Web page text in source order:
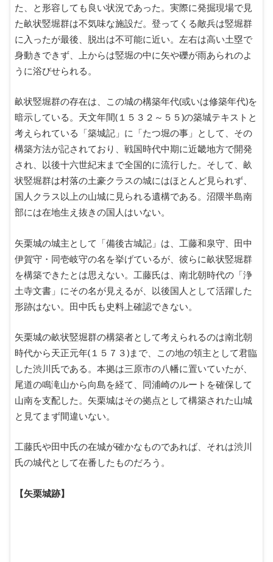
た、と形容しても良い状況であった。実際に発掘現場で見
た畝状竪堀群は不気味な施設だ。登ってくる敵兵は竪堀群
に入ったが最後、脱出は不可能に近い。左右は高い土塁で
身動きできず、上からは竪堀の中に矢や礫が雨あられのよ
うに浴びせられる。
畝状竪堀群の存在は、この城の構築年代(或いは修築年代)を
暗示している。天文年間(１５３２～５５)の築城テキストと
考えられている「築城記」に「たつ堀の事」として、その
構築方法が記されており、戦国時代中期に近畿地方で開発
され、以後十六世紀末まで全国的に流行した。そして、畝
状竪堀群は村落の土豪クラスの城にはほとんど見られず、
国人クラス以上の山城に見られる遺構である。沼隈半島南
部には在地生え抜きの国人はいない。
矢栗城の城主として「備後古城記」は、工藤和泉守、田中
伊賀守・同壱岐守の名を挙げているが、彼らに畝状竪堀群
を構築できたとは思えない。工藤氏は、南北朝時代の「浄
土寺文書」にその名が見えるが、以後国人として活躍した
形跡はない。田中氏も史料上確認できない。
矢栗城の畝状竪堀群の構築者として考えられるのは南北朝
時代から天正元年(１５７３)まで、この地の領主として君臨
した渋川氏である。本拠は三原市の八幡に置いていたが、
尾道の鳴滝山から向島を経て、同浦崎のルートを確保して
山南を支配した。矢栗城はその拠点として構築された山城
と見てまず間違いない。
工藤氏や田中氏の在城が確かなものであれば、それは渋川
氏の城代として在番したものだろう。
【矢栗城跡】